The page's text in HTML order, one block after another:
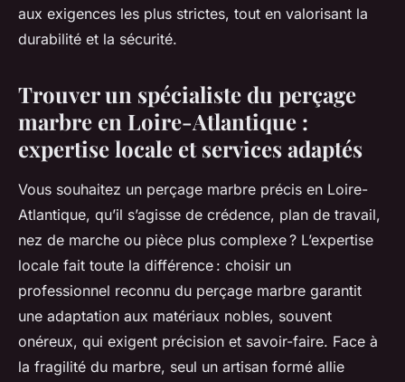
aux exigences les plus strictes, tout en valorisant la
durabilité et la sécurité.
Trouver un spécialiste du perçage
marbre en Loire-Atlantique :
expertise locale et services adaptés
Vous souhaitez un perçage marbre précis en Loire-
Atlantique, qu’il s’agisse de crédence, plan de travail,
nez de marche ou pièce plus complexe ? L’expertise
locale fait toute la différence : choisir un
professionnel reconnu du perçage marbre garantit
une adaptation aux matériaux nobles, souvent
onéreux, qui exigent précision et savoir-faire. Face à
la fragilité du marbre, seul un artisan formé allie